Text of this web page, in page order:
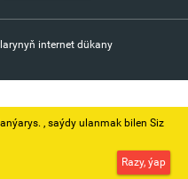
internet dükany
‚ saýdy ulanmak bilen Siz
Razy, ýap